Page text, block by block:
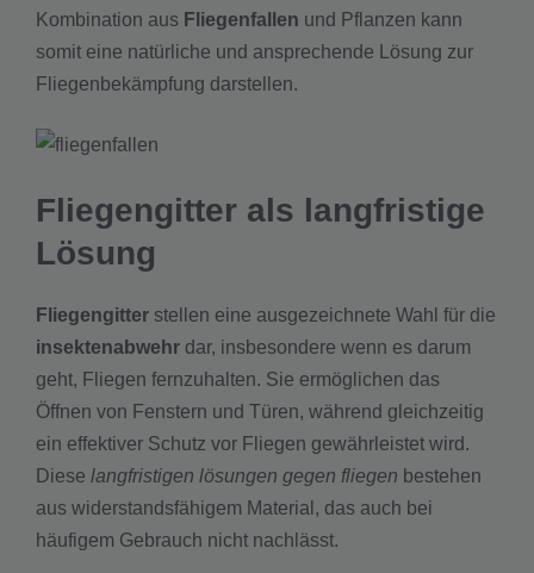
Kombination aus Fliegenfallen und Pflanzen kann
somit eine natürliche und ansprechende Lösung zur
Fliegenbekämpfung darstellen.
Fliegengitter als langfristige
Lösung
Fliegengitter stellen eine ausgezeichnete Wahl für die
insektenabwehr dar, insbesondere wenn es darum
geht, Fliegen fernzuhalten. Sie ermöglichen das
Öffnen von Fenstern und Türen, während gleichzeitig
ein effektiver Schutz vor Fliegen gewährleistet wird.
Diese langfristigen lösungen gegen fliegen bestehen
aus widerstandsfähigem Material, das auch bei
häufigem Gebrauch nicht nachlässt.